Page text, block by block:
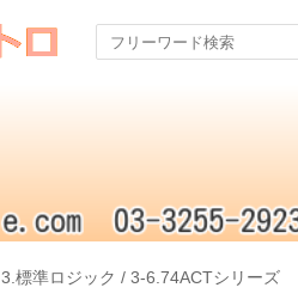
3.標準ロジック / 3-6.74ACTシリーズ